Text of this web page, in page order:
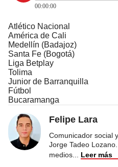
00:00:00
Atlético Nacional
América de Cali
Medellín (Badajoz)
Santa Fe (Bogotá)
Liga Betplay
Tolima
Junior de Barranquilla
Fútbol
Bucaramanga
Felipe Lara
Comunicador social
Jorge Tadeo
medios
Leer más